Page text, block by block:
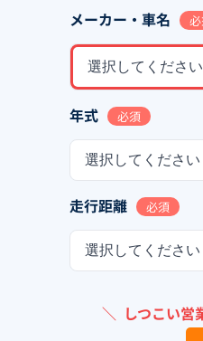
メーカー・車名
選択してください
年式 必須
選択してください
走行距離 必須
選択してください
＼ しつこい営